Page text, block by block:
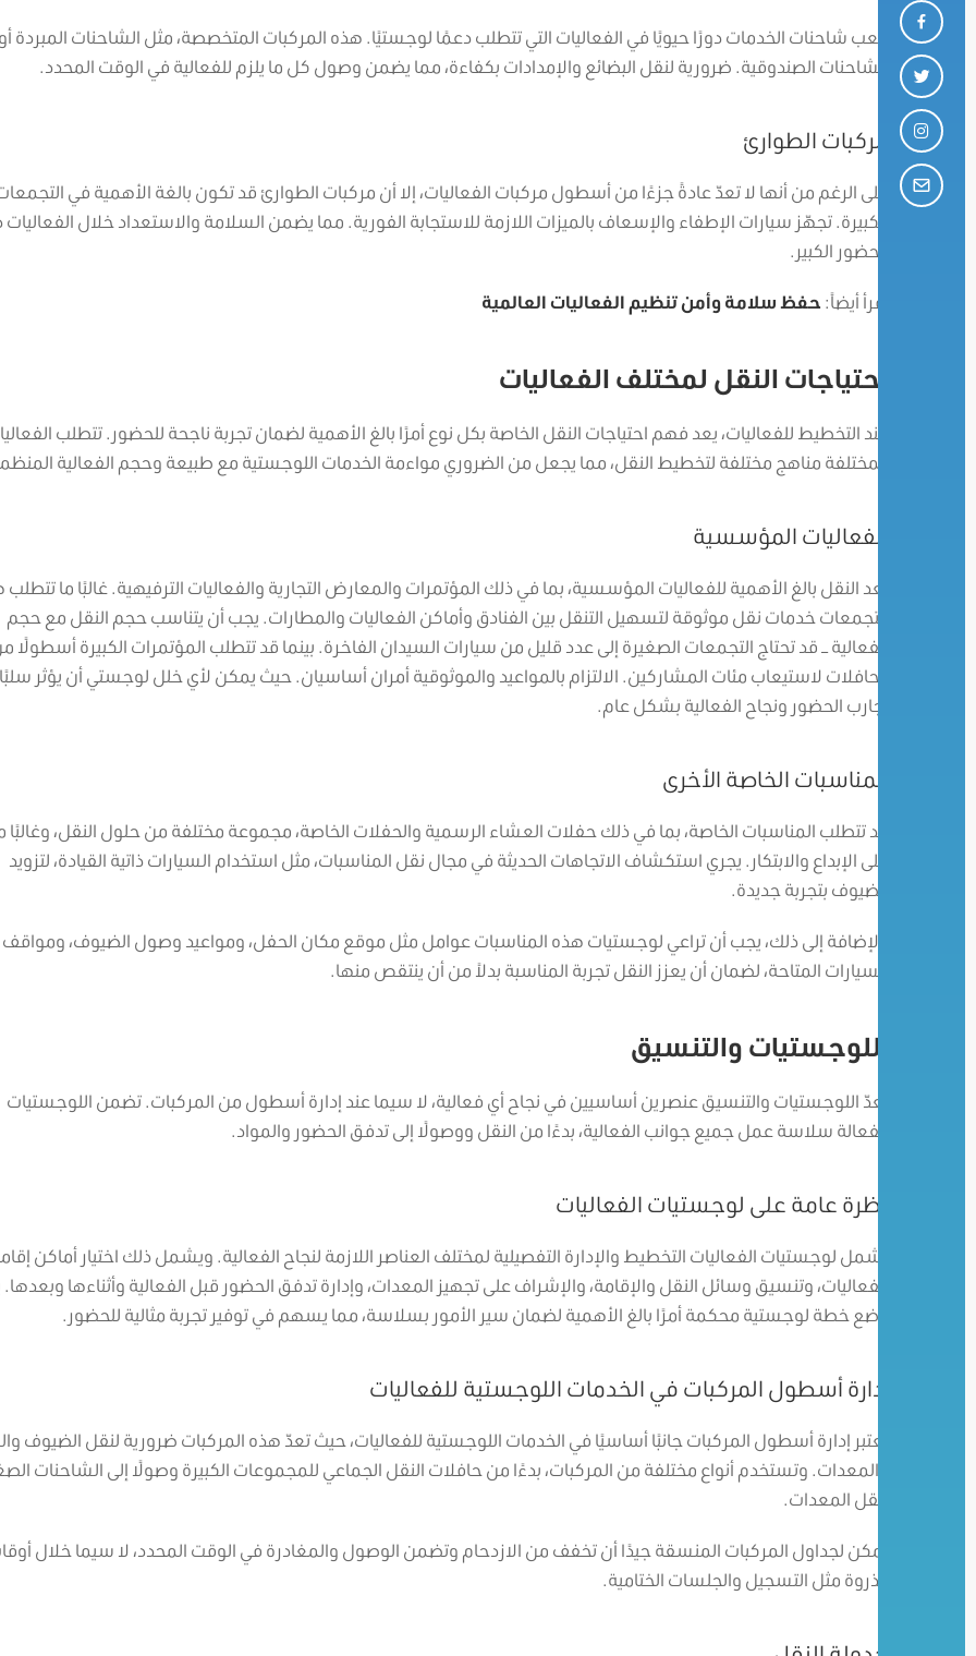
تلعب شاحنات الخدمات دورًا حيويًا في الفعاليات التي تتطلب دعمًا لوجستيًا. هذه المركبات المتخصصة، مثل الشاحنات المبردة أو
الشاحنات الصندوقية. ضرورية لنقل البضائع والإمدادات بكفاءة، مما يضمن وصول كل ما يلزم للفعالية في الوقت المحدد.
مركبات الطوارئ
على الرغم من أنها لا تعدّ عادةً جزءًا من أسطول مركبات الفعاليات، إلا أن مركبات الطوارئ قد تكون بالغة الأهمية في
الكبيرة. تجهّز سيارات الإطفاء والإسعاف بالميزات اللازمة للاستجابة الفورية. مما يضمن السلامة والاستعداد خلال الفعاليات
الحضور الكبير.
اقرأ أيضاً: حفظ سلامة وأمن تنظيم الفعاليات العالمية
احتياجات النقل لمختلف الفعاليات
عند التخطيط للفعاليات، يعد فهم احتياجات النقل الخاصة بكل نوع أمرًا بالغ الأهمية لضمان تجربة ناجحة للحضور. تتطلب
المختلفة مناهج مختلفة لتخطيط النقل، مما يجعل من الضروري مواءمة الخدمات اللوجستية مع طبيعة وحجم الفعالية
الفعاليات المؤسسية
يعد النقل بالغ الأهمية للفعاليات المؤسسية، بما في ذلك المؤتمرات والمعارض التجارية والفعاليات الترفيهية. غالبًا ما
التجمعات خدمات نقل موثوقة لتسهيل التنقل بين الفنادق وأماكن الفعاليات والمطارات. يجب أن يتناسب حجم النقل مع حجم
الفعالية – قد تحتاج التجمعات الصغيرة إلى عدد قليل من سيارات السيدان الفاخرة. بينما قد تتطلب المؤتمرات الكبيرة أسطولًا
الحافلات لاستيعاب مئات المشاركين. الالتزام بالمواعيد والموثوقية أمران أساسيان. حيث يمكن لأي خلل لوجستي أن يؤثر
تجارب الحضور ونجاح الفعالية بشكل عام.
المناسبات الخاصة الأخرى
قد تتطلب المناسبات الخاصة، بما في ذلك حفلات العشاء الرسمية والحفلات الخاصة، مجموعة مختلفة من حلول النقل، وغالبًا
على الإبداع والابتكار. يجري استكشاف الاتجاهات الحديثة في مجال نقل المناسبات، مثل استخدام السيارات ذاتية القيادة، لتزويد
الضيوف بتجربة جديدة.
بالإضافة إلى ذلك، يجب أن تراعي لوجستيات هذه المناسبات عوامل مثل موقع مكان الحفل، ومواعيد وصول الضيوف، ومواقف
السيارات المتاحة، لضمان أن يعزز النقل تجربة المناسبة بدلاً من أن ينتقص منها.
اللوجستيات والتنسيق
تعدّ اللوجستيات والتنسيق عنصرين أساسيين في نجاح أي فعالية، لا سيما عند إدارة أسطول من المركبات. تضمن اللوجستيات
الفعالة سلاسة عمل جميع جوانب الفعالية، بدءًا من النقل ووصولًا إلى تدفق الحضور والمواد.
نظرة عامة على لوجستيات الفعاليات
تشمل لوجستيات الفعاليات التخطيط والإدارة التفصيلية لمختلف العناصر اللازمة لنجاح الفعالية. ويشمل ذلك اختيار أماكن
الفعاليات، وتنسيق وسائل النقل والإقامة، والإشراف على تجهيز المعدات، وإدارة تدفق الحضور قبل الفعالية وأثناءها وبعدها.
وضع خطة لوجستية محكمة أمرًا بالغ الأهمية لضمان سير الأمور بسلاسة، مما يسهم في توفير تجربة مثالية للحضور.
إدارة أسطول المركبات في الخدمات اللوجستية للفعاليات
يعتبر إدارة أسطول المركبات جانبًا أساسيًا في الخدمات اللوجستية للفعاليات، حيث تعدّ هذه المركبات ضرورية لنقل الضيوف
والمعدات. وتستخدم أنواع مختلفة من المركبات، بدءًا من حافلات النقل الجماعي للمجموعات الكبيرة وصولًا إلى الشاحنات
لنقل المعدات.
يمكن لجداول المركبات المنسقة جيدًا أن تخفف من الازدحام وتضمن الوصول والمغادرة في الوقت المحدد، لا سيما خلال
الذروة مثل التسجيل والجلسات الختامية.